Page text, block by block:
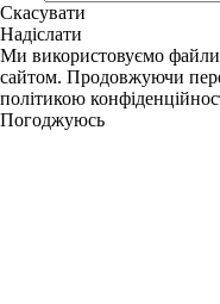
Скасувати
Надіслати
Ми використовуємо файли
сайтом. Продовжуючи
політикою
Погоджуюсь